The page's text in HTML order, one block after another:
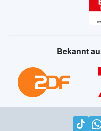
Bekannt